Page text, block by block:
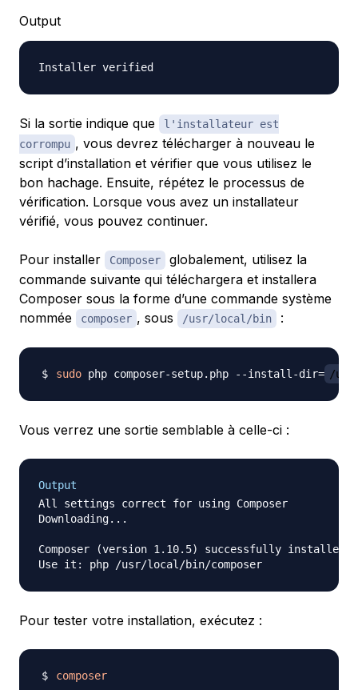
Output
Si la sortie indique que
l'installateur est
corrompu , vous devrez télécharger à nouveau le
script d’installation et vérifier que vous utilisez le
bon hachage. Ensuite, répétez le processus de
vérification. Lorsque vous avez un installateur
vérifié, vous pouvez continuer.
Pour installer Composer
globalement, utilisez la
commande suivante qui téléchargera et installera
Composer sous la forme d’une commande système
nommée
composer , sous /usr/local/bin :
sudo php composer-setup.php --install-dir= /
Vous verrez une sortie semblable à celle-ci :
Output
All settings correct for using Composer
Downloading...
Composer (version 1.10.5) successfully installed
Pour tester votre installation, exécutez :
composer